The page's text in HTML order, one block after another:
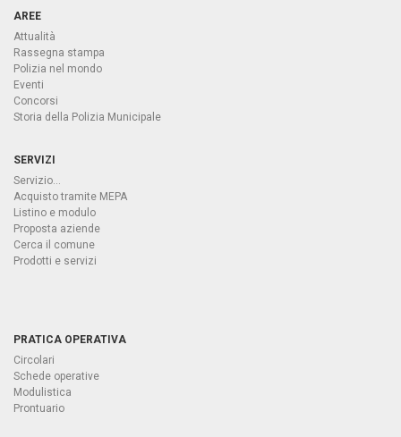
AREE
Attualità
Rassegna stampa
Polizia nel mondo
Eventi
Concorsi
Storia della Polizia Municipale
SERVIZI
Servizio...
Acquisto tramite MEPA
Listino e modulo
Proposta aziende
Cerca il comune
Prodotti e servizi
PRATICA OPERATIVA
Circolari
Schede operative
Modulistica
Prontuario